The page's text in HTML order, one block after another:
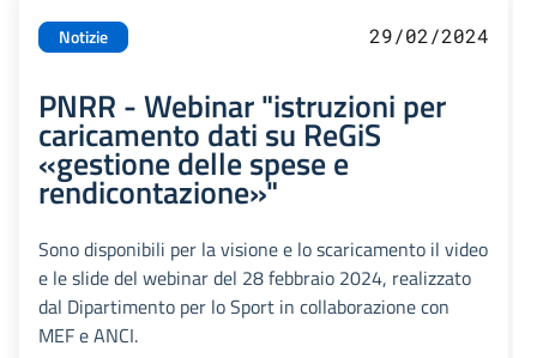
Notizie 29/02/2024
PNRR - Webinar "istruzioni per
caricamento dati su ReGiS
«gestione delle spese e
rendicontazione»"
Sono disponibili per la visione e lo scaricamento il video
e le slide del webinar del 28 febbraio 2024, realizzato
dal Dipartimento per lo Sport in collaborazione con
MEF e ANCI.